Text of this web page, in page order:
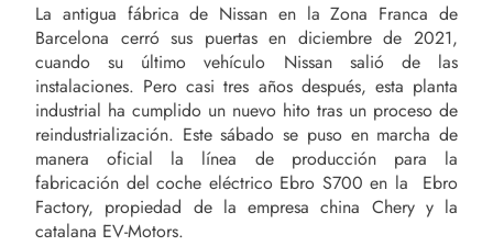
La antigua fábrica de Nissan en la Zona Franca de
Barcelona cerró sus puertas en diciembre de 2021,
cuando su último vehículo Nissan salió de las
instalaciones. Pero casi tres años después, esta planta
industrial ha cumplido un nuevo hito tras un proceso de
reindustrialización. Este sábado se puso en marcha de
manera oficial la línea de producción para la
fabricación del coche eléctrico Ebro S700 en la Ebro
Factory, propiedad de la empresa china Chery y la
catalana EV-Motors.